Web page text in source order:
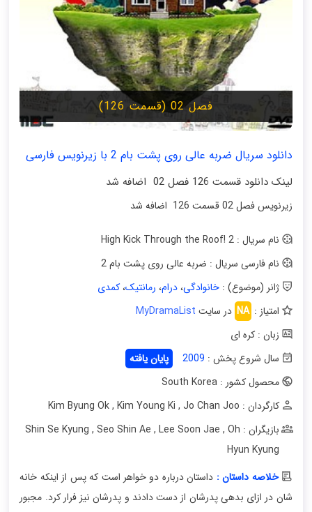
فصل 02 (قسمت 126)
دانلود سریال ضربه عالی روی پشت بام 2 با زیرنویس فارسی
لینک دانلود قسمت 126 فصل 02 اضافه شد
زیرنویس فصل 02 قسمت 126 اضافه شد
نام سریال : High Kick Through the Roof! 2
نام فارسی سریال : ضربه عالی روی پشت بام 2
ژانر (موضوع) :خانوادگی،درام، رمانتیک،کمدی
امتیاز : NA در سایت MyDramaList
زبان : کره ای
سال شروع پخش : 2009
پایان یافته
محصول کشور : South Korea
کارگردان : Kim Byung Ok
, Kim Young Ki , Jo Chan Joo
بازیگران : Shin Se Kyung
, Seo Shin Ae , Lee Soon Jae , Oh
Hyun Kyung
خلاصه داستان : داستان درباره دو خواهر است که پس از اینکه خانه
شان در ازای بدهی پدرشان از دست دادند و پدرشان نیز فرار کرد. مجبور